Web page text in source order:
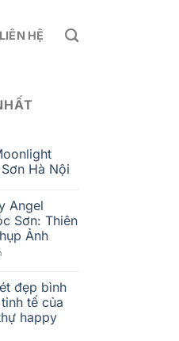
LIÊN HỆ
Hà Nội
Angel
Sơn: Thiên
Ảnh
đẹp bình
tế của
happy